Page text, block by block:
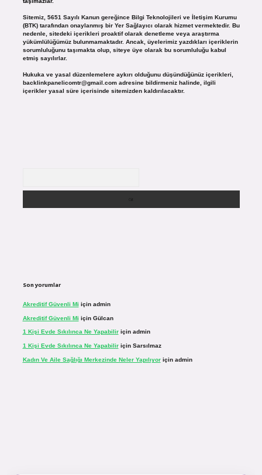
Sitemiz, 5651 Sayılı Kanun gereğince Bilgi Teknolojileri ve İletişim Kurumu
(BTK) tarafından onaylanmış bir Yer Sağlayıcı olarak hizmet vermektedir. Bu
nedenle, sitedeki içerikleri proaktif olarak denetleme veya araştırma
yükümlülüğümüz bulunmamaktadır. Ancak, üyelerimiz yazdıkları içeriklerin
sorumluluğunu taşımakta olup, siteye üye olarak bu sorumluluğu kabul
etmiş sayılırlar.
Hukuka ve yasal düzenlemelere aykırı olduğunu düşündüğünüz içerikleri,
backlinkpanelicomtr@gmail.comadresine bildirmeniz halinde, ilgili
içerikler yasal süre içerisinde sitemizden kaldırılacaktır.
Son yorumlar
Akreditif Güvenli Mi için admin
Akreditif Güvenli Mi için Gülcan
1 Kişi Evde Sıkılınca Ne Yapabiliriçin admin
1 Kişi Evde Sıkılınca Ne Yapabiliriçin Sarsılmaz
Kadın Ve Aile Sağlığı Merkezinde Neler Yapılıyoriçin admin